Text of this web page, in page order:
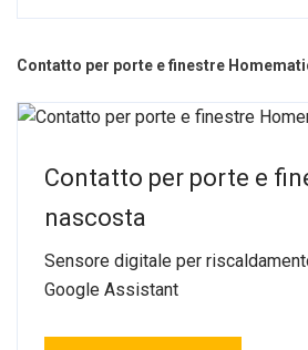
Contatto per porte e finestre
Contatto per porte e
nascosta
Sensore digitale per
Google Assistant